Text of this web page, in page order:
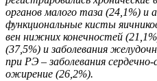
органов малого таза (24,1%) и
функциональные кисты
вен нижних конечностей
(37,5%) и заболевания
при РЭ – заболевания
ожирение (26,2%).